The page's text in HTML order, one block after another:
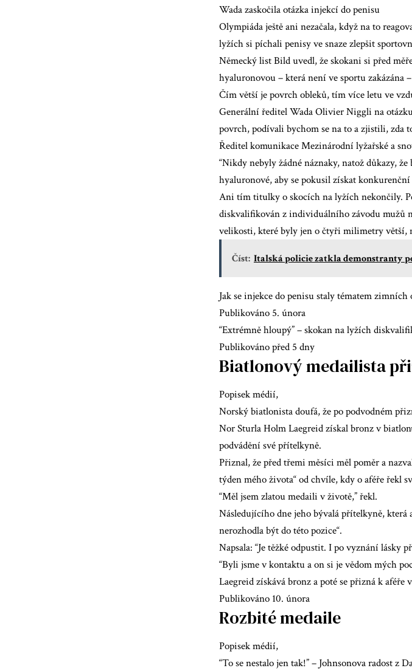
Wada zaskočila otázka injekcí do penisu
Olympiáda ještě ani nezačala, když na to
lyžích si píchali penisyve snaze zlepšit
Německý list Bild uvedl, že skokani si před
hyaluronovou – která není ve sportu zakázána
Čím větší je povrch obleků, tím více letu ve
Generální ředitel Wada Olivier Niggli na
povrch, podívali bychom se na to a zjistili, zda
Ředitel komunikace Mezinárodní lyžařské a
“Nikdy nebyly žádné náznaky, natož důkazy,
hyaluronové, aby se pokusil získat
Ani tím titulky o skocích na lyžích nekončily.
diskvalifikován z individuálního závodu mužů
velikosti, které byly jen o čtyři milimetry větší,
Číst: Italská policie zatkla demonstranty
Jak se injekce do penisu staly tématem
Publikováno 5. února
“Extrémně hloupý” – skokan na lyžích
Publikováno před 5 dny
Biatlonový medailista
Popisek médií,
Norský biatlonista doufá, že po podvodném
Nor Sturla Holm Laegreid získal bronz v
podvádění své přítelkyně.
Přiznal, že před třemi měsíci měl poměr a
týden mého života“ od chvíle, kdy o aféře řekl
“Měl jsem zlatou medaili v životě,” řekl.
Následujícího dne jeho bývalá přítelkyně, která
nerozhodla být do této pozice“.
Napsala: “Je těžké odpustit. I po vyznání lásky
“Byli jsme v kontaktu a on si je vědom mých
Laegreid získává bronz a poté se přizná k aféře
Publikováno 10. února
Rozbité medaile
Popisek médií,
“To se nestalo jen tak!” – Johnsonova radost z